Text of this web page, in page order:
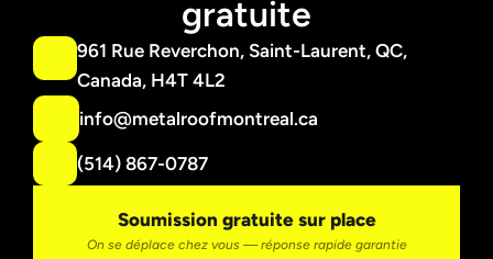
gratuite
961 Rue Reverchon, Saint-Laurent, QC,
Canada, H4T 4L2
info@metalroofmontreal.ca
(514) 867-0787
Soumission gratuite sur place
On se déplace chez vous — réponse rapide garantie